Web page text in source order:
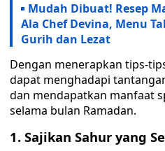
Mudah Dibuat! Resep
Ala Chef Devina, Menu
Gurih dan Lezat
Dengan menerapkan tips-
dapat menghadapi
dan mendapatkan manfaat
selama bulan Ramadan.
1. Sajikan Sahur yang